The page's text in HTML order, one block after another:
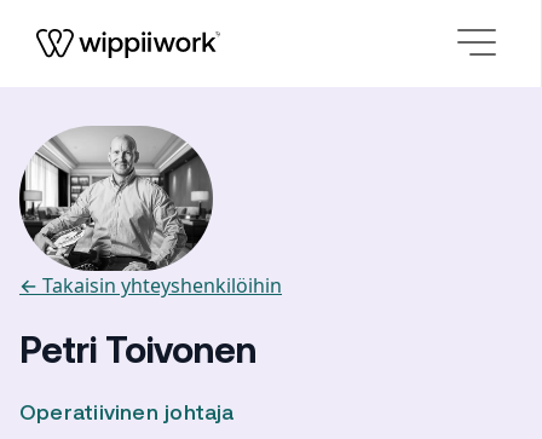
← Takaisin yhteyshenkilöihin
Petri Toivonen
Operatiivinen johtaja